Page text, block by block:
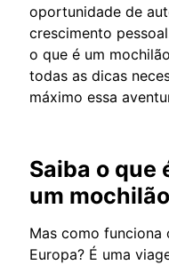
oportunidade de
crescimento
o que é um
todas as dicas
máximo essa
Saiba o que
um
Mas como funciona
Europa? É uma